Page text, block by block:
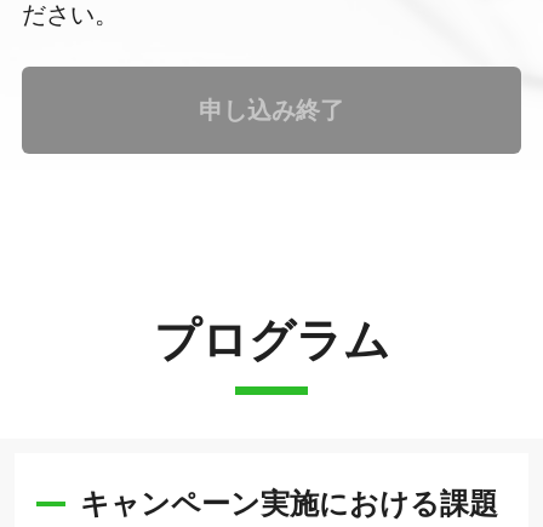
ださい。
申し込み終了
プログラム
キャンペーン実施における課題